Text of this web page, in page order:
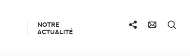
NOTRE
ACTUALITÉ